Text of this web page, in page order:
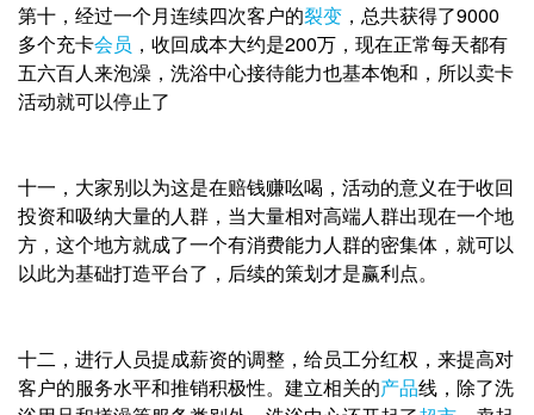
第十，经过一个月连续四次客户的裂变 ，总共获得了9000
多个充卡会员 ，收回成本大约是200万，现在正常每天都有
五六百人来泡澡，洗浴中心接待能力也基本饱和，所以卖卡
活动就可以停止了
十一，大家别以为这是在赔钱赚吆喝，活动的意义在于收回
投资和吸纳大量的人群，当大量相对高端人群出现在一个地
方，这个地方就成了一个有消费能力人群的密集体，就可以
以此为基础打造平台了，后续的策划才是赢利点。
十二，进行人员提成薪资的调整，给员工分红权，来提高对
客户的服务水平和推销积极性。建立相关的产品线，除了洗